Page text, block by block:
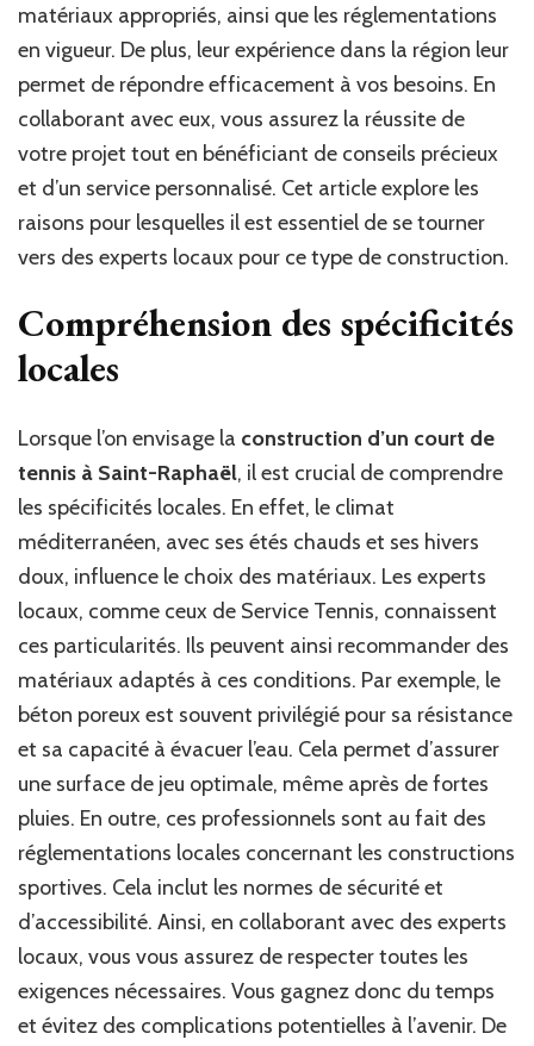
court
de
tennis
à
Saint-
Raphaël
matériaux appropriés, ainsi que les réglementations
en vigueur. De plus, leur expérience dans la région leur
permet de répondre efficacement à vos besoins. En
collaborant avec eux, vous assurez la réussite de
votre projet tout en bénéficiant de conseils précieux
et d’un service personnalisé. Cet article explore les
raisons pour lesquelles il est essentiel de se tourner
vers des experts locaux pour ce type de construction.
Compréhension des spécificités
locales
Lorsque l’on envisage la construction d’un court de
tennis à Saint-Raphaël, il est crucial de comprendre
les spécificités locales. En effet, le climat
méditerranéen, avec ses étés chauds et ses hivers
doux, influence le choix des matériaux. Les experts
locaux, comme ceux de Service Tennis, connaissent
ces particularités. Ils peuvent ainsi recommander des
matériaux adaptés à ces conditions. Par exemple, le
béton poreux est souvent privilégié pour sa résistance
et sa capacité à évacuer l’eau. Cela permet d’assurer
une surface de jeu optimale, même après de fortes
pluies. En outre, ces professionnels sont au fait des
réglementations locales concernant les constructions
sportives. Cela inclut les normes de sécurité et
d’accessibilité. Ainsi, en collaborant avec des experts
locaux, vous vous assurez de respecter toutes les
exigences nécessaires. Vous gagnez donc du temps
et évitez des complications potentielles à l’avenir. De